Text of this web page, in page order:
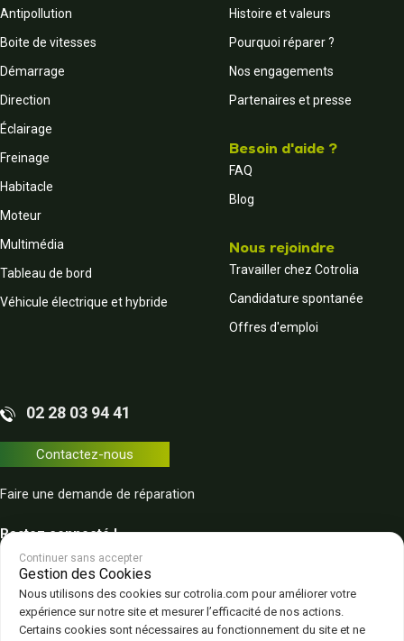
Antipollution
Boite de vitesses
Démarrage
Direction
Éclairage
Freinage
Habitacle
Moteur
Multimédia
Tableau de bord
Véhicule électrique et hybride
Histoire et valeurs
Pourquoi réparer ?
Nos engagements
Partenaires et presse
Besoin d'aide ?
FAQ
Blog
Nous rejoindre
Travailler chez Cotrolia
Candidature spontanée
Offres d'emploi
02 28 03 94 41
Contactez-nous
Faire une demande de réparation
Restez connecté !
Continuer sans accepter
Gestion des Cookies
Nous utilisons des cookies sur cotrolia.com pour améliorer votre
expérience sur notre site et mesurer l’efficacité de nos actions.
Certains cookies sont nécessaires au fonctionnement du site et ne